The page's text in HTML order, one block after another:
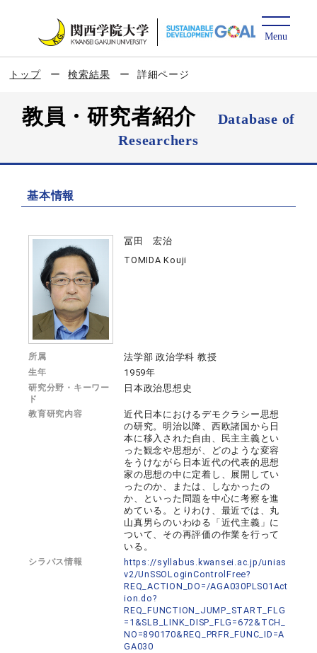
トップ 検索結果 詳細ページ
教員・研究者紹介
Database of
Researchers
基本情報
冨田 宏治
TOMIDA Kouji
所属 法学部 政治学科 教授
生年 1959年
研究分野・キーワー
ド
日本政治思想史
教育研究内容
近代日本におけるデモクラシー思想
の研究。明治以降、西欧諸国から日
本に移入された自由、民主主義とい
った観念や思想が、どのような変容
をうけながら日本近代の代表的思想
家の思想の中に定着し、展開してい
ったのか、または、しなかったの
か、といった問題を中心に考察を進
めている。とりわけ、最近では、丸
山真男らのいわゆる「近代主義」に
ついて、その再評価の作業を行って
いる。
シラバス情報
https://syllabus.kwansei.ac.jp/unias
v2/UnSSOLoginControlFree?
REQ_ACTION_DO=/AGA030PLS01Act
ion.do?
REQ_FUNCTION_JUMP_START_FLG
=1&SLB_LINK_DISP_FLG=672&TCH_
NO=890170&REQ_PRFR_FUNC_ID=A
GA030